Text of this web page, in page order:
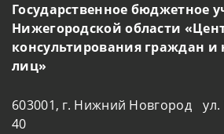
Государственное бюджетное
Нижегородской области
консультирования граждан
лиц»
603001, г. Нижний Новгород ул.
40